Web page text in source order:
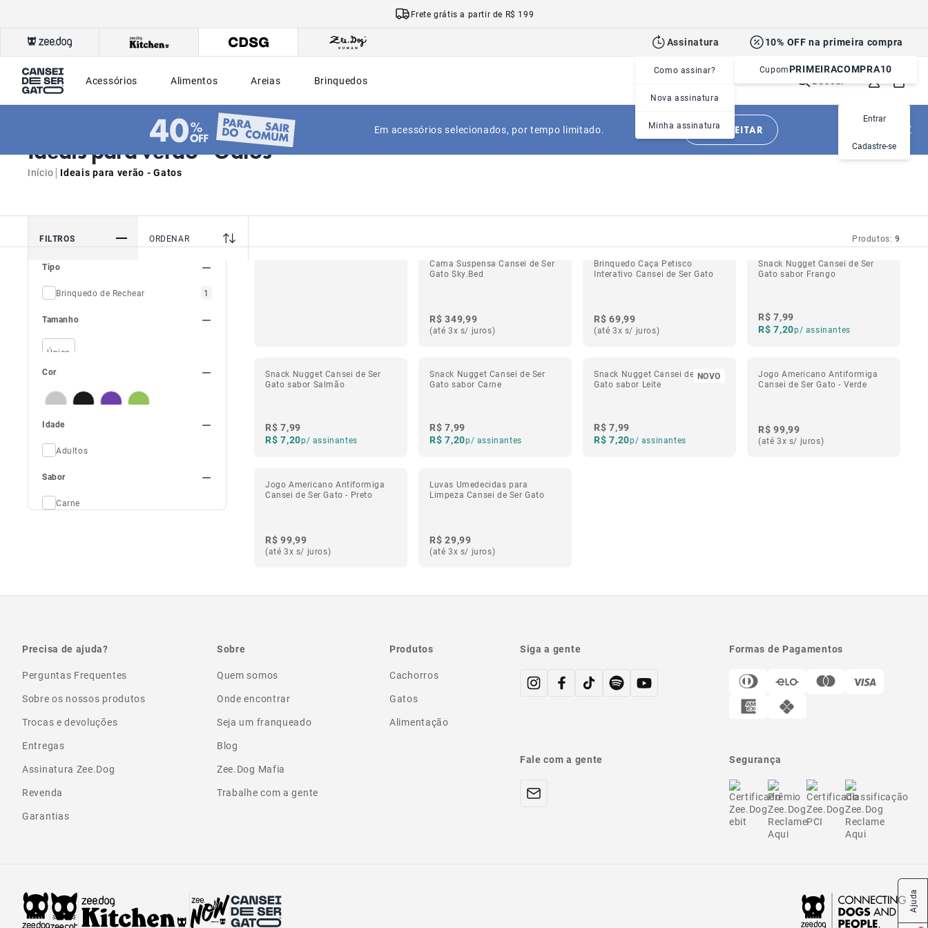
Frete grátis a partir de R$ 199
Assinatura
Como assinar?
Nova assinatura
Minha assinatura
10% OFF na primeira compra
CupomPRIMEIRACOMPRA10
Acessórios
Alimentos Areias Brinquedos
Entrar
Cadastre-se
Em acessórios selecionados, por tempo limitado. APROVEITAR
Ideais para verão - Gatos
Início | Ideais para verão - Gatos
FILTROS ORDENAR Produtos: 9
Tipo
Brinquedo de Rechear
1
Jogo Americano
2
Petisco
Tamanho
Único
Cor
Idade
Adultos
Idosos
Sabor
Carne
Cama Suspensa Cansei de Ser
Gato Sky.Bed
R$ 349,99
(até 3x s/ juros)
Brinquedo Caça Petisco
Interativo Cansei de Ser Gato
R$ 69,99
(até 3x s/ juros)
Snack Nugget Cansei de Ser
Gato sabor Frango
R$ 7,99
R$ 7,20p/ assinantes
Snack Nugget Cansei de Ser
Gato sabor Salmão
R$ 7,99
R$ 7,20p/ assinantes
Snack Nugget Cansei de Ser
Gato sabor Carne
R$ 7,99
R$ 7,20p/ assinantes
NOVO
Snack Nugget Cansei de Ser
Gato sabor Leite
R$ 7,99
R$ 7,20p/ assinantes
Jogo Americano Antiformiga
Cansei de Ser Gato - Verde
R$ 99,99
(até 3x s/ juros)
Jogo Americano Antiformiga
Cansei de Ser Gato - Preto
R$ 99,99
(até 3x s/ juros)
Luvas Umedecidas para
Limpeza Cansei de Ser Gato
R$ 29,99
(até 3x s/ juros)
Precisa de ajuda?
Perguntas Frequentes
Sobre os nossos produtos
Trocas e devoluções
Entregas
Assinatura Zee.Dog
Revenda
Garantias
Sobre
Quem somos
Onde encontrar
Seja um franqueado
Blog
Zee.Dog Mafia
Trabalhe com a gente
Produtos
Cachorros
Gatos
Alimentação
Siga a gente
Fale com a gente
Formas de Pagamentos
Segurança
Ajuda